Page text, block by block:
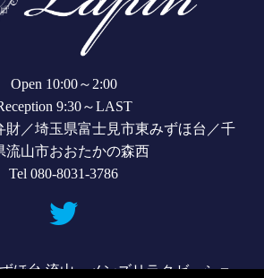
Open 10:00～2:00
9:30～LAST
財／埼玉県富士見市東みずほ台／千
流山市おおたかの森西
Tel 080-8031-3786
ほ台 流山 メンズリラクゼーショ